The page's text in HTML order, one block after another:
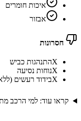
איכות חומרים
אבזור
חסרונות
Xהתנהגות כביש
Xנוחות נסיעה
Xבידוד רעשים
קראו עוד: למי הרכב